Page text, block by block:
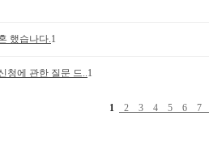
했습나다. 1
청에 관한 질문 드.. 1
1 2 3 4 5 6 7